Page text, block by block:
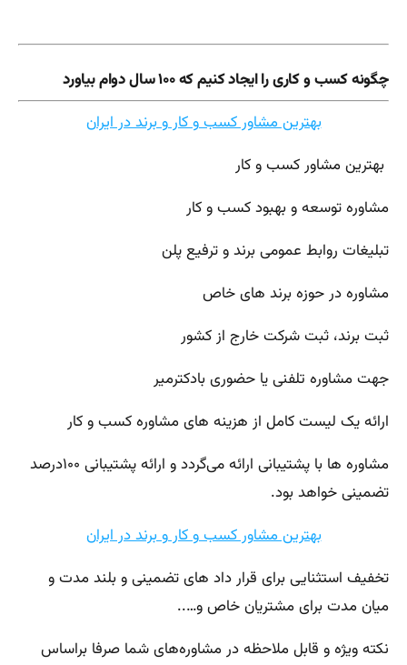
چگونه کسب و کاری را ایجاد کنیم که ۱۰۰ سال دوام بیاورد
بهترین مشاور کسب و کار و برند در ایران
بهترین مشاور کسب و کار
مشاوره توسعه و بهبود کسب و کار
تبلیغات روابط عمومی برند و ترفیع پلن
مشاوره در حوزه برند های خاص
ثبت برند، ثبت شرکت خارج از کشور
جهت مشاوره تلفنی یا حضوری بادکترمیر
ارائه یک لیست کامل از هزینه های مشاوره کسب و کار
مشاوره ها با پشتیبانی ارائه می‌گردد و ارائه پشتیبانی ۱۰۰درصد
تضمینی خواهد بود.
بهترین مشاور کسب و کار و برند در ایران
تخفیف استثنایی برای قرار داد های تضمینی و بلند مدت و
میان مدت برای مشتریان خاص و…..
نکته ویژه و قابل ملاحظه در مشاوره‌های شما صرفا براساس